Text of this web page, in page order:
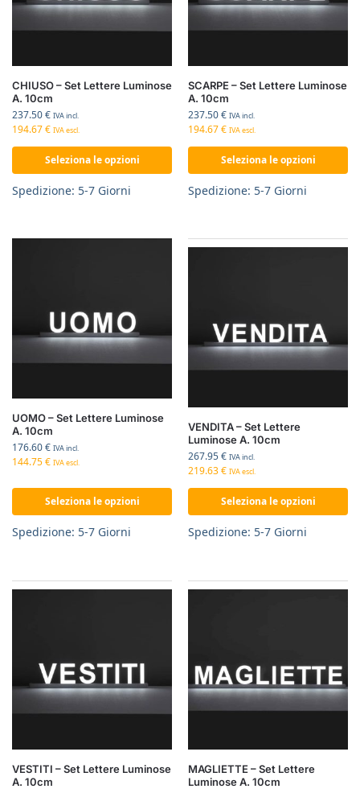
CHIUSO – Set Lettere Luminose
A. 10cm
237.50€ IVA incl.
194.67€ IVA escl.
Seleziona le opzioni
Spedizione: 5-7 Giorni
SCARPE – Set Lettere Luminose
A. 10cm
237.50€ IVA incl.
194.67€ IVA escl.
Seleziona le opzioni
Spedizione: 5-7 Giorni
UOMO – Set Lettere Luminose
A. 10cm
176.60€ IVA incl.
144.75€ IVA escl.
Seleziona le opzioni
Spedizione: 5-7 Giorni
VENDITA – Set Lettere
Luminose A. 10cm
267.95€ IVA incl.
219.63€ IVA escl.
Seleziona le opzioni
Spedizione: 5-7 Giorni
VESTITI – Set Lettere Luminose
A. 10cm
MAGLIETTE – Set Lettere
Luminose A. 10cm